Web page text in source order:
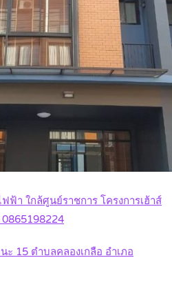
ฟ้า ใกล้ศูนย์ราชการ โครงการเฮ้าส์
ะ 15 ตำบลคลองเกลือ อำเภอ